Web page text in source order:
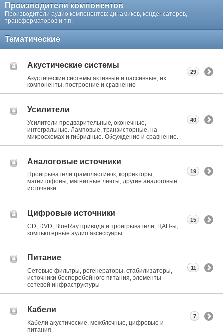
Производители компонентов
Производители аудио компонентов: динамиков, конденсаторов,
трансформаторов и т.п.
Тематические
Акустические системы
Акустические системы активные и пассивные, их
компоненты, построение и сравнение
29
Усилители
Усилители предварительные, оконечные,
интегральные. Ламповые, транзисторные, на
микросхемах и гибридные. Обсуждение и сравнение.
40
Аналоговые источники
Проигрыватели грампластинок, корректоры,
магнитофоны, магнитные ленты, другие аналоговые
источники.
19
Цифровые источники
CD, DVD, BlueRay привода и проигрыватели, ЦАП-ы,
компьютерные аудио аксессуары
15
Питание
Сетевые фильтры, регенераторы, стабилизаторы,
источники бесперебойного питания, элементы
сетевой инфраструктуры
11
Кабели
Кабели акустические, межблочные, цифровые и
питания
7